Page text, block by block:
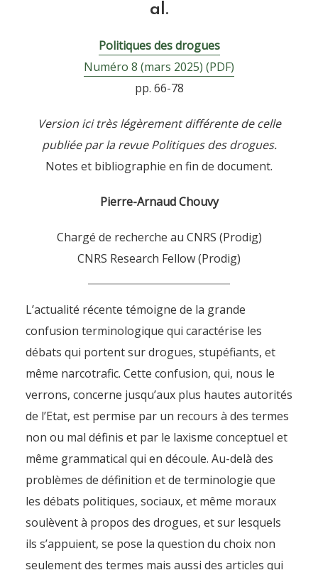
al.
Politiques des drogues
Numéro 8 (mars 2025) (PDF)
pp. 66-78
Version ici très légèrement différente de celle
publiée par la revue Politiques des drogues.
Notes et bibliographie en fin de document.
Pierre-Arnaud Chouvy
Chargé de recherche au CNRS (Prodig)
CNRS Research Fellow (Prodig)
L’actualité récente témoigne de la grande
confusion terminologique qui caractérise les
débats qui portent sur drogues, stupéfiants, et
même narcotrafic. Cette confusion, qui, nous le
verrons, concerne jusqu’aux plus hautes autorités
de l’Etat, est permise par un recours à des termes
non ou mal définis et par le laxisme conceptuel et
même grammatical qui en découle. Au-delà des
problèmes de définition et de terminologie que
les débats politiques, sociaux, et même moraux
soulèvent à propos des drogues, et sur lesquels
ils s’appuient, se pose la question du choix non
seulement des termes mais aussi des articles qui